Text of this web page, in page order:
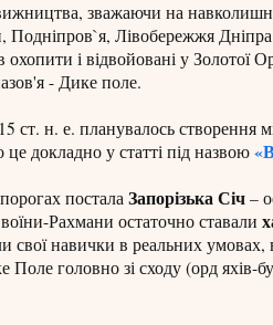
зважаючи на навколишні
Лівобережжя
і відвойовані у Золотої
- Дике поле.
ст. н. е. планувалось створення
це докладно у статті під назвою
постала Запорізька Січ –
Рахмани остаточно ставали
свої навички в реальних
Поле головно зі сходу (орд